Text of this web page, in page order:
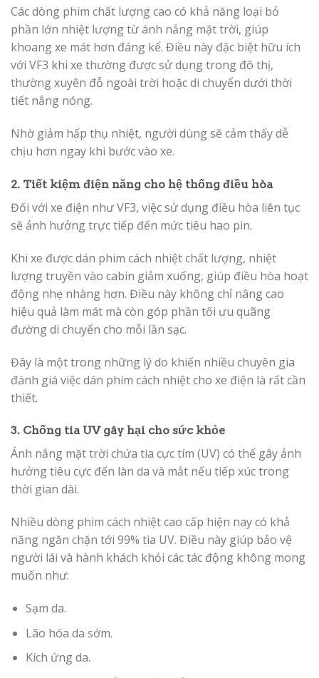
Các dòng phim chất lượng cao có khả năng loại bỏ
phần lớn nhiệt lượng từ ánh nắng mặt trời, giúp
khoang xe mát hơn đáng kể. Điều này đặc biệt hữu ích
với VF3 khi xe thường được sử dụng trong đô thị,
thường xuyên đỗ ngoài trời hoặc di chuyển dưới thời
tiết nắng nóng.
Nhờ giảm hấp thụ nhiệt, người dùng sẽ cảm thấy dễ
chịu hơn ngay khi bước vào xe.
2. Tiết kiệm điện năng cho hệ thống điều hòa
Đối với xe điện như VF3, việc sử dụng điều hòa liên tục
sẽ ảnh hưởng trực tiếp đến mức tiêu hao pin.
Khi xe được dán phim cách nhiệt chất lượng, nhiệt
lượng truyền vào cabin giảm xuống, giúp điều hòa hoạt
động nhẹ nhàng hơn. Điều này không chỉ nâng cao
hiệu quả làm mát mà còn góp phần tối ưu quãng
đường di chuyển cho mỗi lần sạc.
Đây là một trong những lý do khiến nhiều chuyên gia
đánh giá việc dán phim cách nhiệt cho xe điện là rất cần
thiết.
3. Chống tia UV gây hại cho sức khỏe
Ánh nắng mặt trời chứa tia cực tím (UV) có thể gây ảnh
hưởng tiêu cực đến làn da và mắt nếu tiếp xúc trong
thời gian dài.
Nhiều dòng phim cách nhiệt cao cấp hiện nay có khả
năng ngăn chặn tới 99% tia UV. Điều này giúp bảo vệ
người lái và hành khách khỏi các tác động không mong
muốn như:
Sạm da.
Lão hóa da sớm.
Kích ứng da.